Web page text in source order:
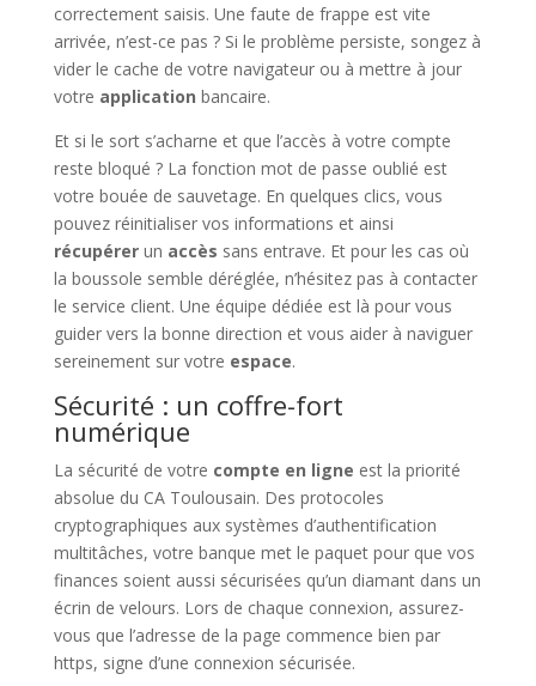
correctement saisis. Une faute de frappe est vite
arrivée, n’est-ce pas ? Si le problème persiste, songez à
vider le cache de votre navigateur ou à mettre à jour
votre application bancaire.
Et si le sort s’acharne et que l’accès à votre compte
reste bloqué ? La fonction mot de passe oublié est
votre bouée de sauvetage. En quelques clics, vous
pouvez réinitialiser vos informations et ainsi
récupérerun accès sans entrave. Et pour les cas où
la boussole semble déréglée, n’hésitez pas à contacter
le service client. Une équipe dédiée est là pour vous
guider vers la bonne direction et vous aider à naviguer
sereinement sur votre espace.
Sécurité : un coffre-fort
numérique
La sécurité de votre compte en ligne est la priorité
absolue du CA Toulousain. Des protocoles
cryptographiques aux systèmes d’authentification
multitâches, votre banque met le paquet pour que vos
finances soient aussi sécurisées qu’un diamant dans un
écrin de velours. Lors de chaque connexion, assurez-
vous que l’adresse de la page commence bien par
https, signe d’une connexion sécurisée.